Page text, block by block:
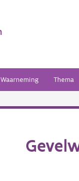
Waarneming Thema